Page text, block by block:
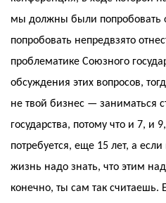
мы должны были попробовать
попробовать непредвзято
проблематике Союзного
обсуждения этих вопросов,
не твой бизнес — заниматься
государства, потому что и 7, и
потребуется, еще 15 лет, а
жизнь надо знать, что этим
конечно, ты сам так считаешь.